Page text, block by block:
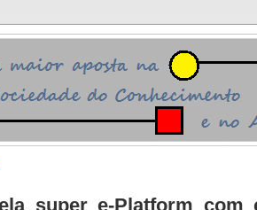
super e-Platform com